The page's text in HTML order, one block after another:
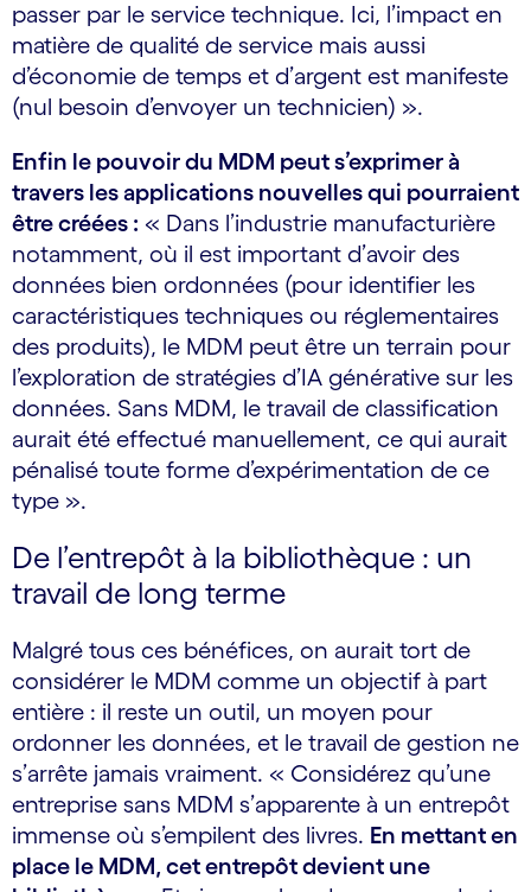
passer par le service technique. Ici, l’impact en
matière de qualité de service mais aussi
d’économie de temps et d’argent est manifeste
(nul besoin d’envoyer un technicien) ».
Enfin le pouvoir du MDM peut s’exprimer à
travers les applications nouvelles qui pourraient
être créées : « Dans l’industrie manufacturière
notamment, où il est important d’avoir des
données bien ordonnées (pour identifier les
caractéristiques techniques ou réglementaires
des produits), le MDM peut être un terrain pour
l’exploration de stratégies d’IA générative sur les
données. Sans MDM, le travail de classification
aurait été effectué manuellement, ce qui aurait
pénalisé toute forme d’expérimentation de ce
type ».
De l’entrepôt à la bibliothèque : un
travail de long terme
Malgré tous ces bénéfices, on aurait tort de
considérer le MDM comme un objectif à part
entière : il reste un outil, un moyen pour
ordonner les données, et le travail de gestion ne
s’arrête jamais vraiment. « Considérez qu’une
entreprise sans MDM s’apparente à un entrepôt
immense où s’empilent des livres. En mettant en
place le MDM, cet entrepôt devient une